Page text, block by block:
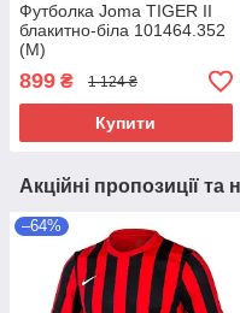
Футболка Joma TIGER II
блакитно-біла 101464.352
(М)
899 ₴ 1 124 ₴
Купити
Акційні пропозиції та
–64%